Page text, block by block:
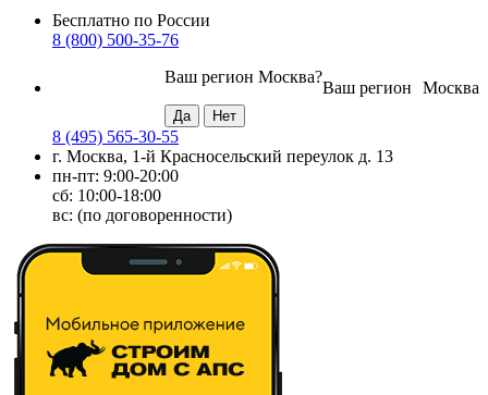
Бесплатно по России
8 (800) 500-35-76
Москва
Ваш регион
Ваш регион Москва?
8 (495) 565-30-55
г. Москва, 1-й Красносельский переулок д. 13
пн-пт: 9:00-20:00
сб: 10:00-18:00
вс: (по договоренности)